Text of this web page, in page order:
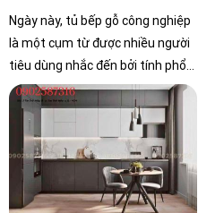
Ngày này, tủ bếp gỗ công nghiệp
là một cụm từ được nhiều người
tiêu dùng nhắc đến bởi tính phổ
biến của nó. Tuy nhiên không
phải ai cũng hiểu biết hết về gỗ
công nghiệp nên rất dễ bị nhầm
lẫn và mua phải những sản phẩm
kém chất lượng trong quá trình
thi công đóng mới tủ bếp gỗ công